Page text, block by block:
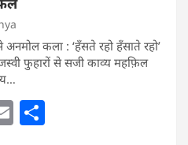
कला : ‘हॅंसते रहो हॅंसाते रहो’
फुहारों से सजी काव्य महफ़िल
E